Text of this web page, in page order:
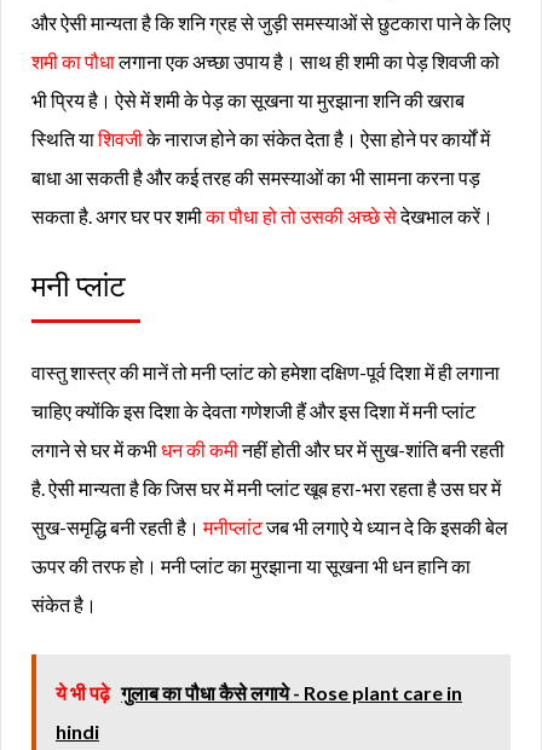
और ऐसी मान्यता है कि शनि ग्रह से जुड़ी समस्याओं से छुटकारा पाने के लिए
शमी का पौधालगाना एक अच्छा उपाय है। साथ ही शमी का पेड़ शिवजी को
भी प्रिय है। ऐसे में शमी के पेड़ का सूखना या मुरझाना शनि की खराब
स्थिति याशिवजीके नाराज होने का संकेत देता है। ऐसा होने पर कार्यों में
बाधा आ सकती है और कई तरह की समस्याओं का भी सामना करना पड़
सकता है. अगर घर पर शमीका पौधा हो तो उसकी अच्छे सेदेखभाल करें।
मनी प्लांट
वास्तु शास्त्र की मानें तो मनी प्लांट को हमेशा दक्षिण-पूर्व दिशा में ही लगाना
चाहिए क्योंकि इस दिशा के देवता गणेशजी हैं और इस दिशा में मनी प्लांट
लगाने से घर में कभीधन की कमीनहीं होती और घर में सुख-शांति बनी रहती
है. ऐसी मान्यता है कि जिस घर में मनी प्लांट खूब हरा-भरा रहता है उस घर में
सुख-समृद्धि बनी रहती है।मनीप्लांटजब भी लगाऐ ये ध्यान दे कि इसकी बेल
ऊपर की तरफ हो। मनी प्लांट का मुरझाना या सूखना भी धन हानि का
संकेत है।
ये भी पढ़े गुलाब का पौधा कैसे लगाये - Rose plant care in
hindi